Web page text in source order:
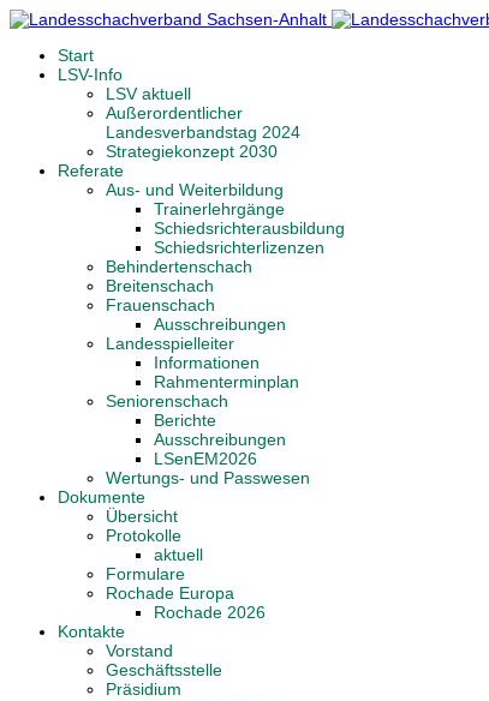
Start
LSV-Info
LSV aktuell
Außerordentlicher
Landesverbandstag 2024
Strategiekonzept 2030
Referate
Aus- und Weiterbildung
Trainerlehrgänge
Schiedsrichterausbildung
Schiedsrichterlizenzen
Behindertenschach
Breitenschach
Frauenschach
Ausschreibungen
Landesspielleiter
Informationen
Rahmenterminplan
Seniorenschach
Berichte
Ausschreibungen
LSenEM2026
Wertungs- und Passwesen
Dokumente
Übersicht
Protokolle
aktuell
Formulare
Rochade Europa
Rochade 2026
Kontakte
Vorstand
Geschäftsstelle
Präsidium